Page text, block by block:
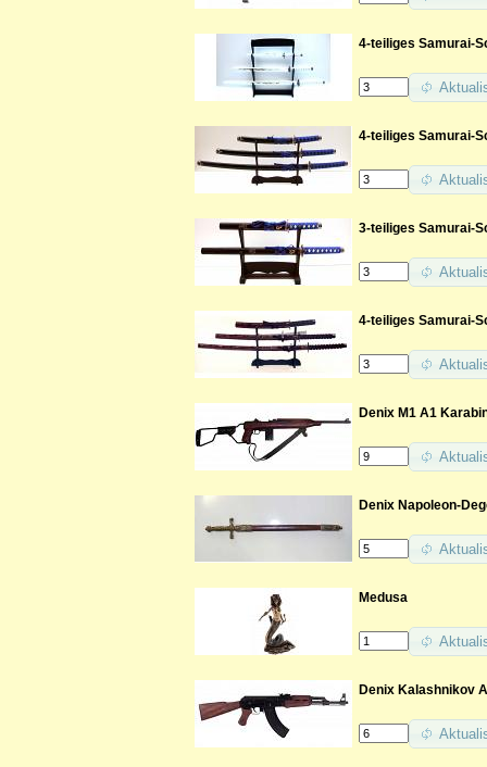
4-teiliges Samurai-
4-teiliges Samurai-
3-teiliges Samurai-
4-teiliges Samurai-
Denix M1 A1
Denix Napoleon-
Medusa
Denix Kalashnikov